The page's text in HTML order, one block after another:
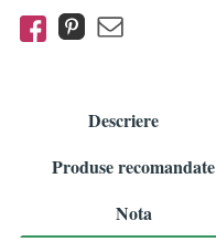
Descriere
Produse recomandate
Nota